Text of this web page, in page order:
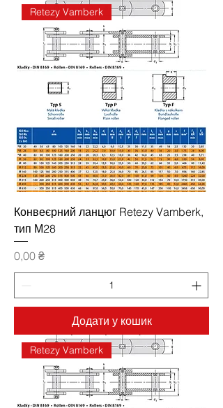
Retezy Vamberk
Конвеєрний ланцюг Retezy Vamberk,
тип М28
Ціна
0,00 ₴
Додати у кошик
Retezy Vamberk